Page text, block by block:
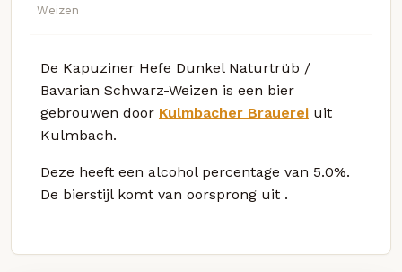
Weizen
De Kapuziner Hefe Dunkel Naturtrüb /
Bavarian Schwarz-Weizen is een bier
gebrouwen door Kulmbacher Brauerei uit
Kulmbach.
Deze heeft een alcohol percentage van 5.0%.
De bierstijl komt van oorsprong uit .